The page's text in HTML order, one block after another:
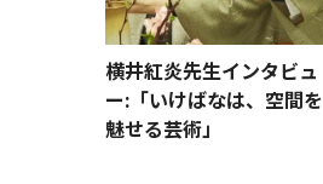
横井紅炎先生インタビュ
ー:「いけばなは、空間を
魅せる芸術」